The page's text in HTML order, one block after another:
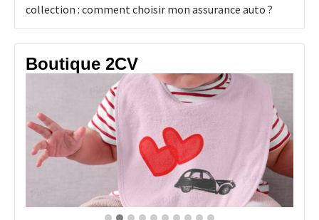
collection : comment choisir mon assurance auto ?
Boutique 2CV